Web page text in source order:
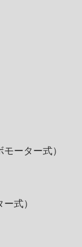
ーター式）
式）